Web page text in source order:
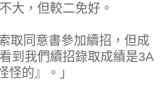
大，但較二免好。
取同意書參加續招，但成
到我們續招錄取成績是3A
怪的』。」